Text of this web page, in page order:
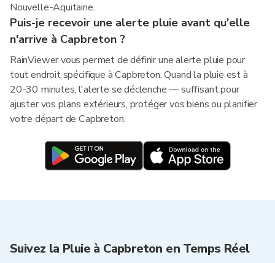
Nouvelle-Aquitaine.
Puis-je recevoir une alerte pluie avant qu'elle
n'arrive à Capbreton ?
RainViewer vous permet de définir une alerte pluie pour
tout endroit spécifique à Capbreton. Quand la pluie est à
20-30 minutes, l'alerte se déclenche — suffisant pour
ajuster vos plans extérieurs, protéger vos biens ou planifier
votre départ de Capbreton.
Suivez la Pluie à Capbreton en Temps Réel